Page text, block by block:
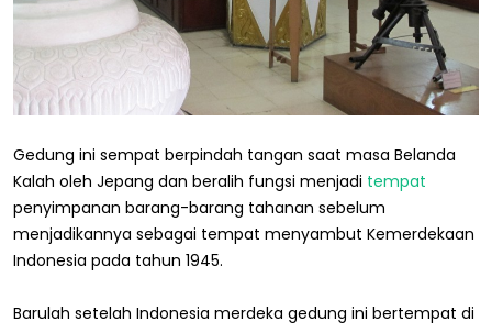
Gedung ini sempat berpindah tangan saat masa Belanda
Kalah oleh Jepang dan beralih fungsi menjadi tempat
penyimpanan barang-barang tahanan sebelum
menjadikannya sebagai tempat menyambut Kemerdekaan
Indonesia pada tahun 1945.
Barulah setelah Indonesia merdeka gedung ini bertempat di